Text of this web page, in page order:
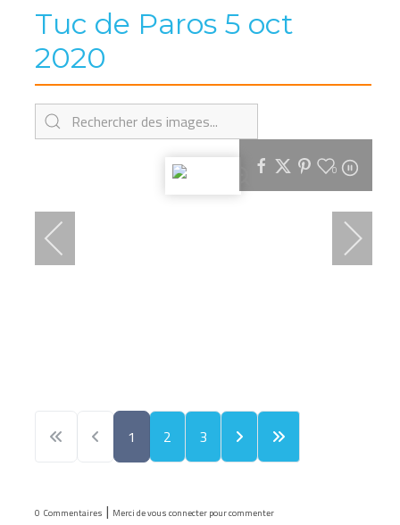
Tuc de Paros 5 oct
2020
0
1 2 3
0 Commentaires | Merci de vous connecter pour commenter